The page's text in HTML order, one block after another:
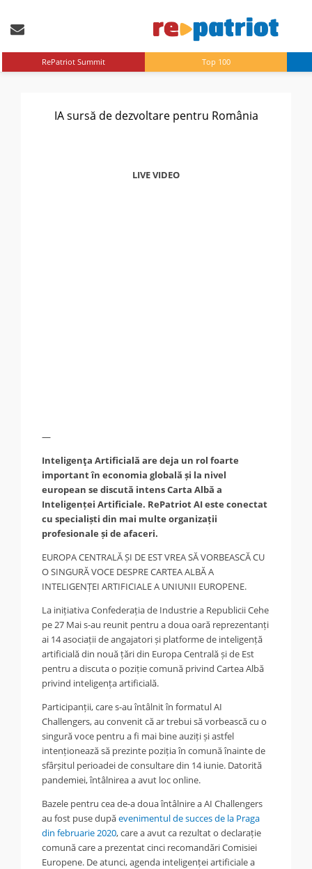
RePatriot Summit Top 100
IA sursă de dezvoltare pentru România
LIVE VIDEO
—
Inteligenţa Artificială are deja un rol foarte
important în economia globală și la nivel
european se discută intens Carta Albă a
Inteligenței Artificiale. RePatriot AI este conectat
cu specialiști din mai multe organizații
profesionale și de afaceri.
EUROPA CENTRALĂ ȘI DE EST VREA SĂ VORBEASCĂ CU
O SINGURĂ VOCE DESPRE CARTEA ALBĂ A
INTELIGENȚEI ARTIFICIALE A UNIUNII EUROPENE.
La inițiativa Confederația de Industrie a Republicii Cehe
pe 27 Mai s-au reunit pentru a doua oară reprezentanți
ai 14 asociații de angajatori și platforme de inteligență
artificială din nouă țări din Europa Centrală și de Est
pentru a discuta o poziție comună privind Cartea Albă
privind inteligența artificială.
Participanții, care s-au întâlnit în formatul AI
Challengers, au convenit că ar trebui să vorbească cu o
singură voce pentru a fi mai bine auziți și astfel
intenționează să prezinte poziția în comună înainte de
sfârșitul perioadei de consultare din 14 iunie. Datorită
pandemiei, întâlnirea a avut loc online.
Bazele pentru cea de-a doua întâlnire a AI Challengers
au fost puse dupăevenimentul de succes de la Praga
din februarie 2020, care a avut ca rezultat o declarație
comună care a prezentat cinci recomandări Comisiei
Europene. De atunci, agenda inteligenței artificiale a